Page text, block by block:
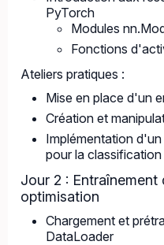
PyTorch
Modules
Fonctions
Ateliers pratiques :
Mise en place d'un
Création et
Implémentation
pour la
Jour 2 :
optimisation
Chargement et
DataLoader